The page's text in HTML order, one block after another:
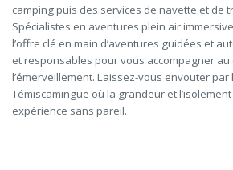
campingpuis des services de navette et de
Spécialistes en aventures plein air
l’offre clé en main d’aventures guidées et
et responsables pour vous accompagner
l’émerveillement. Laissez-vous envouter par
Témiscamingue où la grandeur et
expérience sans pareil.